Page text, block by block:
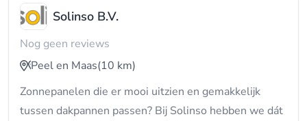
Solinso B.V.
Nog geen reviews
Peel en Maas(10 km)
Zonnepanelen die er mooi uitzien en gemakkelijk
tussen dakpannen passen? Bij Solinso hebben we dát